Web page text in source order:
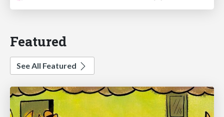
Featured
See All Featured